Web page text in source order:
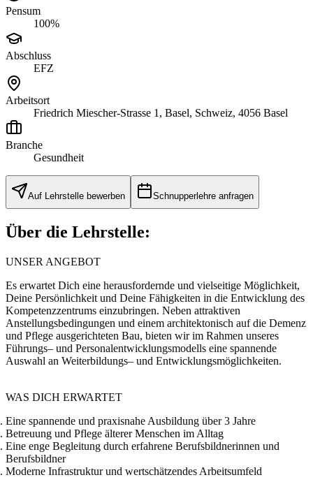
Pensum
100%
Abschluss
EFZ
Arbeitsort
Friedrich Miescher-Strasse 1, Basel, Schweiz, 4056 Basel
Branche
Gesundheit
Auf Lehrstelle bewerben Schnupperlehre anfragen
Über die Lehrstelle:
UNSER ANGEBOT
Es erwartet Dich eine herausfordernde und vielseitige Möglichkeit,
Deine Persönlichkeit und Deine Fähigkeiten in die Entwicklung des
Kompetenzzentrums einzubringen. Neben attraktiven
Anstellungsbedingungen und einem architektonisch auf die Demenz
und Pflege ausgerichteten Bau, bieten wir im Rahmen unseres
Führungs– und Personalentwicklungsmodells eine spannende
Auswahl an Weiterbildungs– und Entwicklungsmöglichkeiten.
WAS DICH ERWARTET
Eine spannende und praxisnahe Ausbildung über 3 Jahre
Betreuung und Pflege älterer Menschen im Alltag
Eine enge Begleitung durch erfahrene Berufsbildnerinnen und
Berufsbildner
Moderne Infrastruktur und wertschätzendes Arbeitsumfeld